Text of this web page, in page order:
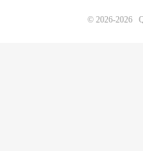
© 2026-2026